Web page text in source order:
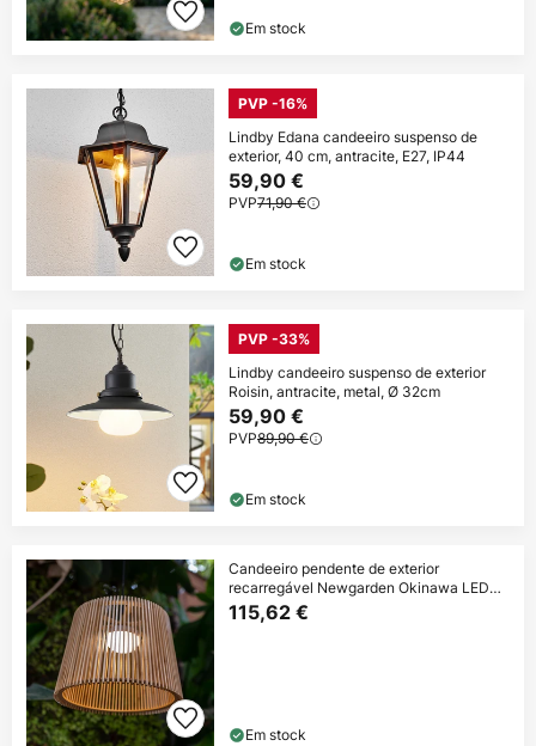
Em stock
PVP -16%
Lindby Edana candeeiro suspenso de
exterior, 40 cm, antracite, E27, IP44
59,90 €
PVP71,90 €
Em stock
PVP -33%
Lindby candeeiro suspenso de exterior
Roisin, antracite, metal, Ø 32cm
59,90 €
PVP89,90 €
Em stock
Candeeiro pendente de exterior
recarregável Newgarden Okinawa LED
bambu
115,62 €
Em stock